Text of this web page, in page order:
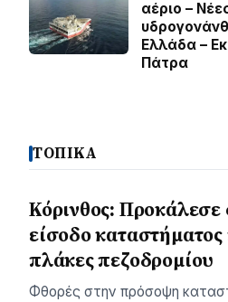
αέριο –
Ελλάδα –
Πάτρα
ΤΟΠΙΚΑ
Κόρινθος:
είσοδο
πλάκες πεζοδρομίου
Φθορές στην πρόσοψη